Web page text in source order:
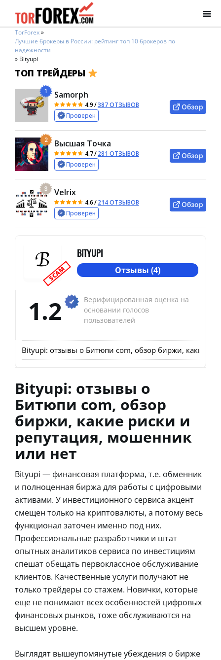
TorForex»
Лучшие брокеры в России: рейтинг топ 10 брокеров по
надежности
» Bityupi
ТОП ТРЕЙДЕРЫ
1 Samorph
4.9/387 ОТЗЫВОВ
Проверен
Обзор
2 Высшая Точка
4.7/281 ОТЗЫВОВ
Проверен
Обзор
3 Velrix
4.6/214 ОТЗЫВОВ
Проверен
Обзор
SCAM
BITYUPI
Отзывы (4)
1.2
Верифицированная оценка на
основании голосов
пользователей
Bityupi: отзывы о Битюпи com, обзор биржи, какие
Bityupi: отзывы о
Битюпи com, обзор
биржи, какие риски и
репутация, мошенник
или нет
Bityupi — финансовая платформа, т.е. обменник
и полноценная биржа для работы с цифровыми
активами. У инвестиционного сервиса акцент
смещен только на криптовалюты, а потому весь
функционал заточен именно под них.
Профессиональные разработчики и штат
опытных аналитиков сервиса по инвестициям
спешат обещать первоклассное обслуживание
клиентов. Качественные услуги получают не
только трейдеры со стажем. Новички, которые
еще не понимают всех особенностей цифровых
финансовых рынков, тоже обслуживаются на
высшем уровне.
Выглядят вышеупомянутые убеждения о бирже